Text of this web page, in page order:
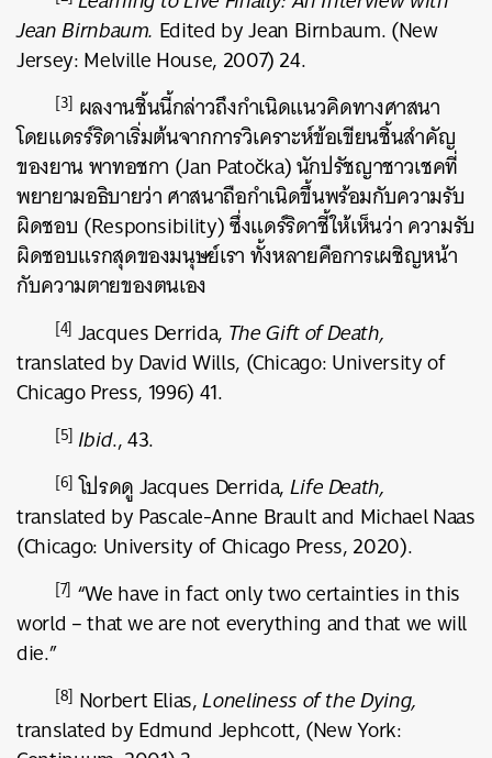
Jean Birnbaum. Edited by Jean Birnbaum. (New
Jersey: Melville House, 2007) 24.
[3] ผลงานชิ้นนี้กล่าวถึงกำเนิดแนวคิดทางศาสนา
โดยแดรร์ริดาเริ่มต้นจากการวิเคราะห์ข้อเขียนชิ้นสำคัญ
ของยาน พาทอชกา (Jan Patočka) นักปรัชญาชาวเชคที่
พยายามอธิบายว่า ศาสนาถือกำเนิดขึ้นพร้อมกับความรับ
ผิดชอบ (Responsibility) ซึ่งแดร์ริดาชี้ให้เห็นว่า ความรับ
ผิดชอบแรกสุดของมนุษย์เรา ทั้งหลายคือการเผชิญหน้า
กับความตายของตนเอง
[4] Jacques Derrida, The Gift of Death,
translated by David Wills, (Chicago: University of
Chicago Press, 1996) 41.
[5] Ibid., 43.
[6] โปรดดู Jacques Derrida,Life Death,
translated by Pascale-Anne Brault and Michael Naas
(Chicago: University of Chicago Press, 2020).
[7] “We have in fact only two certainties in this
world – that we are not everything and that we will
die.”
[8] Norbert Elias,Loneliness of the Dying,
translated by Edmund Jephcott, (New York: